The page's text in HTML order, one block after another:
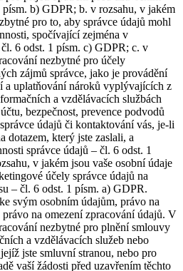
b) GDPR; b. v rozsahu, v jakém
pro to, aby správce údajů mohl
spočívající zejména v
6 odst. 1 písm. c) GDPR; c. v
nezbytné pro účely
zájmů správce, jako je provádění
a uplatňování nároků vyplývajících z
a vzdělávacích službách
bezpečnost, prevence podvodů
údajů či kontaktování vás, je-li
dotazem, který jste zaslali, a
správce údajů – čl. 6 odst. 1
v jakém jsou vaše osobní údaje
účely správce údajů na
– čl. 6 odst. 1 písm. a) GDPR.
svým osobním údajům, právo na
na omezení zpracování údajů. V
nezbytné pro plnění smlouvy
a vzdělávacích služeb nebo
jste smluvní stranou, nebo pro
vaší žádosti před uzavřením těchto